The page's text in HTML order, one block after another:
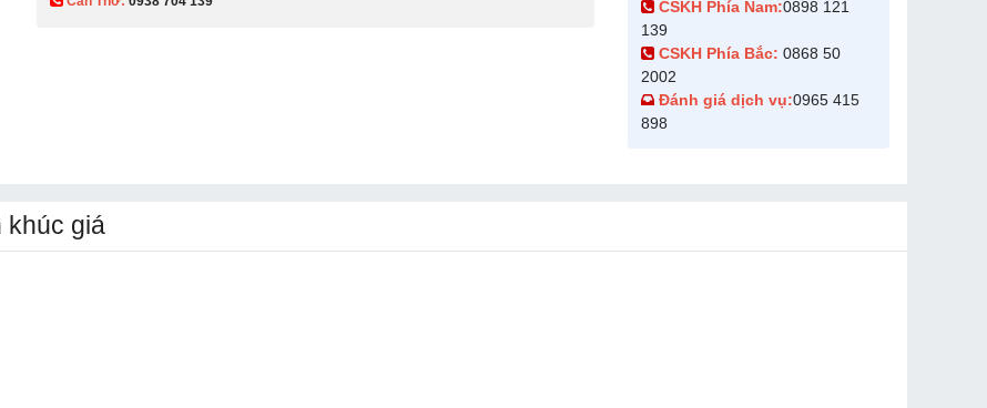
CSKH Phía Nam:0898 121
139
CSKH Phía Bắc: 0868 50
2002
Đánh giá dịch vụ:0965 415
898
khúc giá